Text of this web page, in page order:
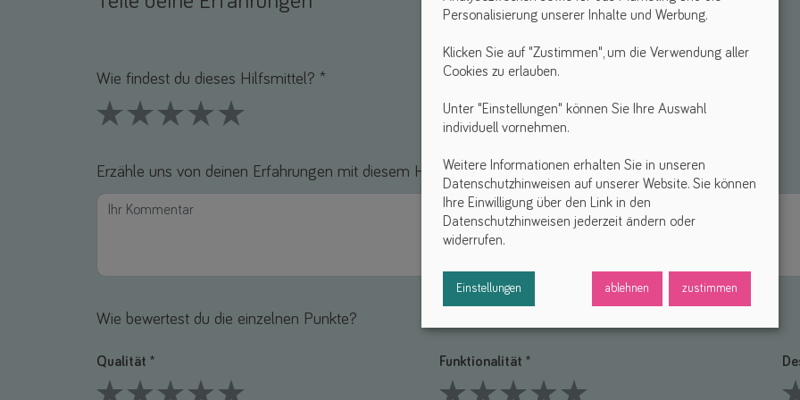
Wie findest du dieses Hilfsmittel? *
Erzähle uns von deinen Erfahrungen mit diesem Hilfsmittel *
Wie bewertest du die einzelnen Punkte?
Qualität * Funktionalität *
Personalisierung unserer Inhalte und Werbung.
Klicken Sie auf "Zustimmen", um die Verwendung aller
Cookies zu erlauben.
Unter "Einstellungen" können Sie Ihre Auswahl
individuell vornehmen.
Weitere Informationen erhalten Sie in unseren
Datenschutzhinweisen auf unserer Website. Sie können
Ihre Einwilligung über den Link in den
Datenschutzhinweisen jederzeit ändern oder
widerrufen.
Einstellungen ablehnen zustimmen